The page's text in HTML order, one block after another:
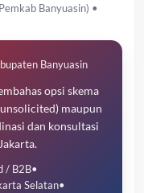
Banyuasin) •
Banyuasin
opsi skema
maupun
dan konsultasi
/ B2B•
Selatan•